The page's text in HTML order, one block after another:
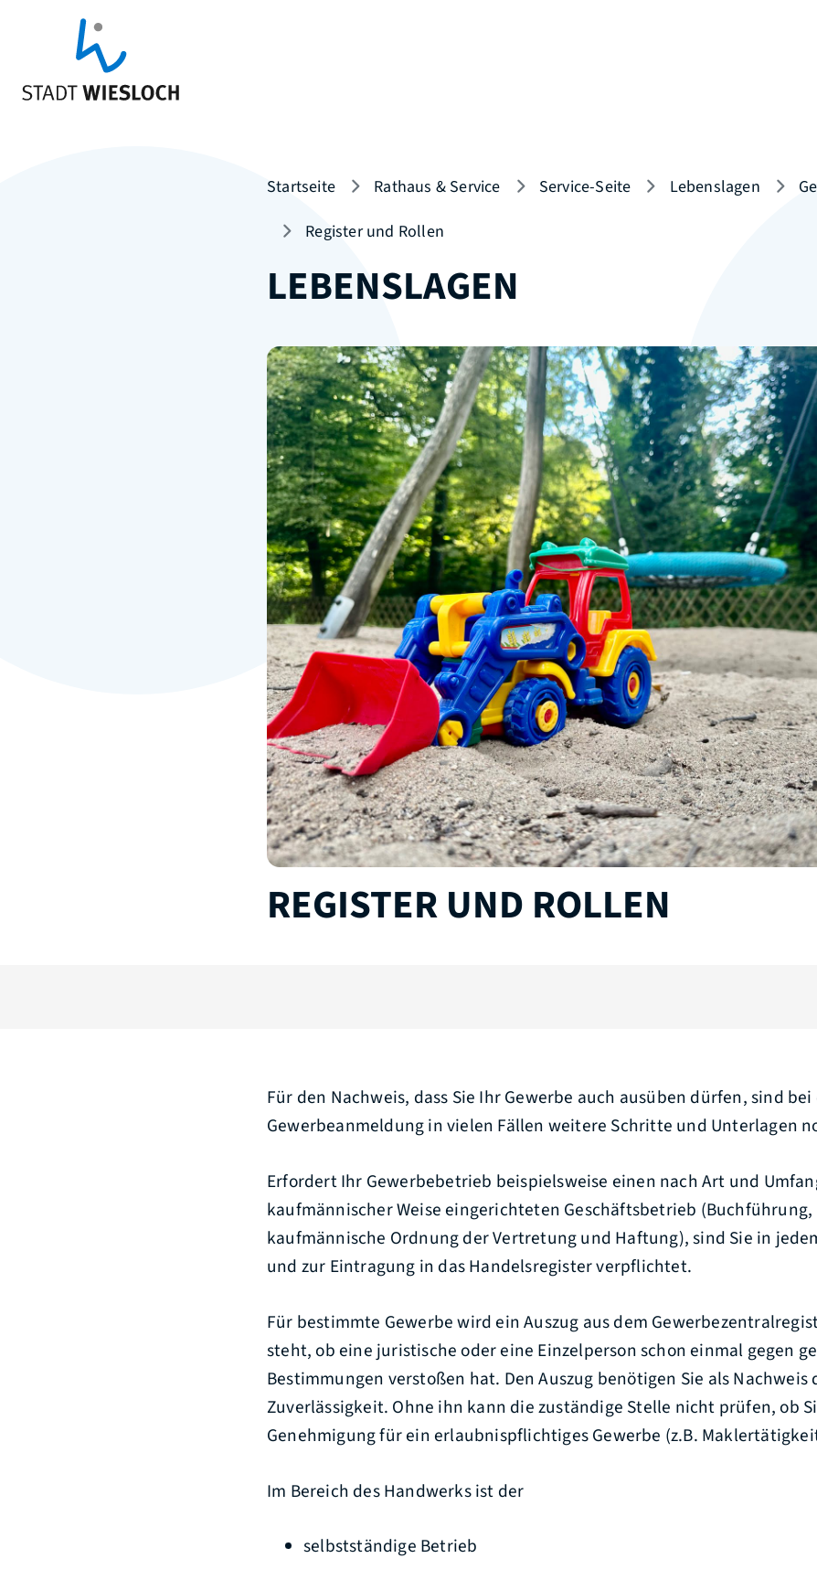
Startseite Rathaus & Service Service-Seite Lebenslagen
Register und Rollen
LEBENSLAGEN
REGISTER UND ROLLEN
Für den Nachweis, dass Sie Ihr Gewerbe auch ausüben dürfen, sind
Gewerbeanmeldung in vielen Fällen weitere Schritte und Unterlagen
Erfordert Ihr Gewerbebetrieb beispielsweise einen nach Art und
kaufmännischer Weise eingerichteten Geschäftsbetrieb
kaufmännische Ordnung der Vertretung und Haftung), sind Sie in
und zur Eintragung in das Handelsregister verpflichtet.
Für bestimmte Gewerbe wird ein Auszug aus dem
steht, ob eine juristische oder eine Einzelperson schon einmal gegen
Bestimmungen verstoßen hat. Den Auszug benötigen Sie als
Zuverlässigkeit. Ohne ihn kann die zuständige Stelle nicht prüfen, ob
Genehmigung für ein erlaubnispflichtiges Gewerbe (z.B.
Im Bereich des Handwerks ist der
selbstständige Betrieb